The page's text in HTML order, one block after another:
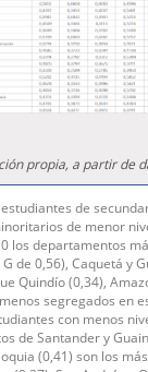
propia, a partir de
de
de menor
los departamentos
de 0,56), Caquetá y
Quindío (0,34),
segregados en
con menos
de Santander y
(0,41) son los